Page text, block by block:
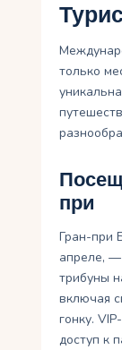
только
при
Гран-при
апреле, —
трибуны
включая
гонку.
доступ к